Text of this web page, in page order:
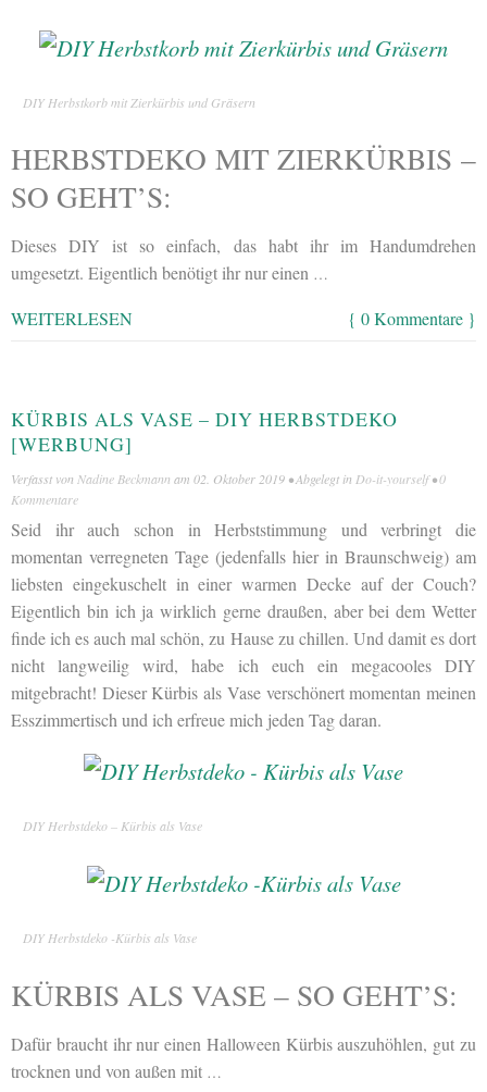
DIY Herbstkorb mit Zierkürbis und Gräsern
HERBSTDEKO MIT ZIERKÜRBIS –
SO GEHT’S:
Dieses DIY ist so einfach, das habt ihr im Handumdrehen
umgesetzt. Eigentlich benötigt ihr nur einen …
WEITERLESEN { 0 Kommentare }
KÜRBIS ALS VASE – DIY HERBSTDEKO
[WERBUNG]
Verfasst von Nadine Beckmann am 02. Oktober 2019 • Abgelegt in Do-it-yourself•0
Kommentare
Seid ihr auch schon in Herbststimmung und verbringt die
momentan verregneten Tage (jedenfalls hier in Braunschweig) am
liebsten eingekuschelt in einer warmen Decke auf der Couch?
Eigentlich bin ich ja wirklich gerne draußen, aber bei dem Wetter
finde ich es auch mal schön, zu Hause zu chillen. Und damit es dort
nicht langweilig wird, habe ich euch ein megacooles DIY
mitgebracht! Dieser Kürbis als Vase verschönert momentan meinen
Esszimmertisch und ich erfreue mich jeden Tag daran.
DIY Herbstdeko – Kürbis als Vase
DIY Herbstdeko -Kürbis als Vase
KÜRBIS ALS VASE – SO GEHT’S:
Dafür braucht ihr nur einen Halloween Kürbis auszuhöhlen, gut zu
trocknen und von außen mit …